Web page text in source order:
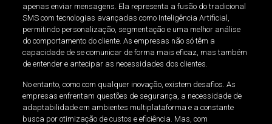
apenas enviar mensagens. Ela representa a fusão do tradicional
SMS com tecnologias avançadas como Inteligência Artificial,
permitindo personalização, segmentação e uma melhor análise
do comportamento do cliente. As empresas não só têm a
capacidade de se comunicar de forma mais eficaz, mas também
de entender e antecipar as necessidades dos clientes.
No entanto, como com qualquer inovação, existem desafios. As
empresas enfrentam questões de segurança, a necessidade de
adaptabilidade em ambientes multiplataforma e a constante
busca por otimização de custos e eficiência. Mas, com